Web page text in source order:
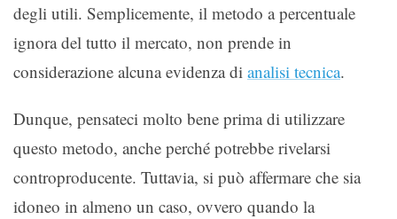
degli utili. Semplicemente, il metodo a percentuale
ignora del tutto il mercato, non prende in
considerazione alcuna evidenza di analisi tecnica.
Dunque, pensateci molto bene prima di utilizzare
questo metodo, anche perché potrebbe rivelarsi
controproducente. Tuttavia, si può affermare che sia
idoneo in almeno un caso, ovvero quando la